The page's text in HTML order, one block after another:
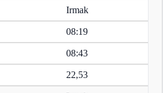
Irmak
08:19
08:43
22,53